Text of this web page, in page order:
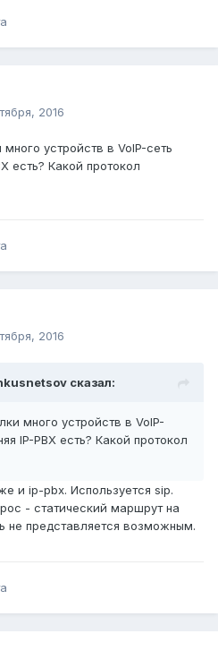
2016
устройств в VoIP-сеть
есть? Какой протокол
2016
сказал:
много устройств в VoIP-
IP-PBX есть? Какой протокол
и ip-pbx. Используется sip.
- статический маршрут на
не представляется возможным.